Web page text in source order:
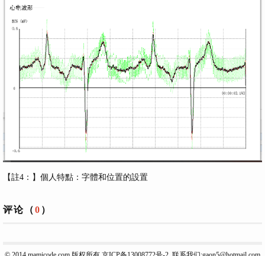
【註4：】個人特點：字體和位置的設置
评论（0 ）